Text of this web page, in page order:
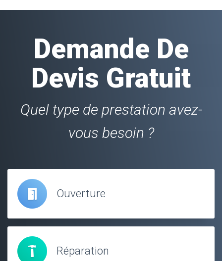
Demande De
Devis Gratuit
Quel type de prestation avez-
vous besoin ?
Ouverture
Réparation